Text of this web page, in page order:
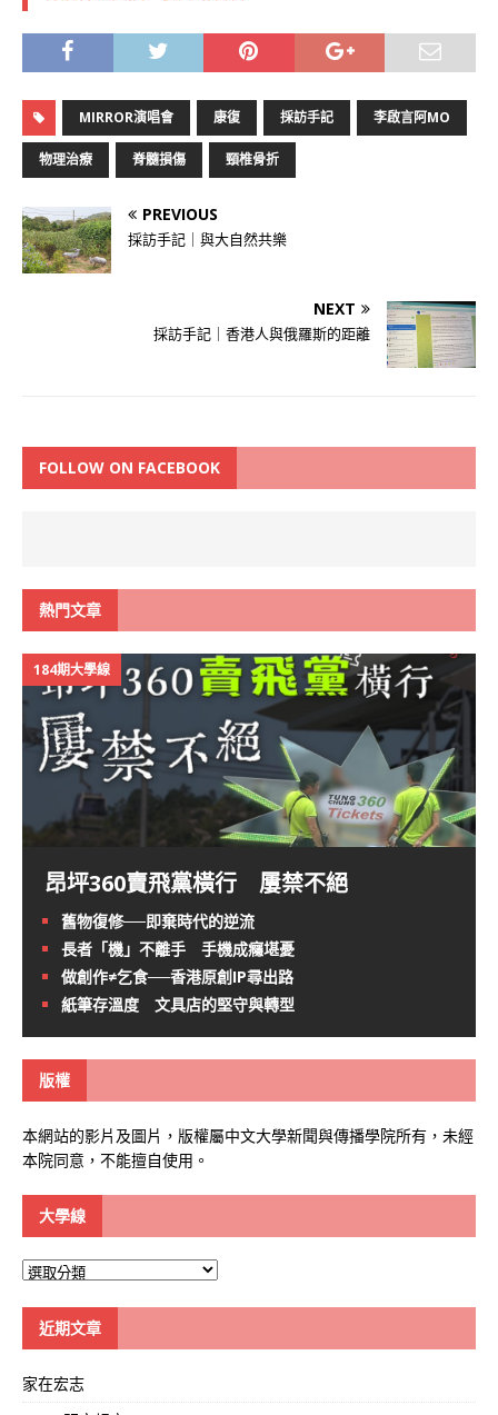
MIRROR演唱會 康復 採訪手記 李啟言阿MO
物理治療 脊髓損傷 頸椎骨折
PREVIOUS
採訪手記｜與大自然共樂
NEXT
採訪手記｜香港人與俄羅斯的距離
FOLLOW ON FACEBOOK
熱門文章
184期大學線
昂坪360賣飛黨橫行 屢禁不絕
舊物復修──即棄時代的逆流
長者「機」不離手 手機成癮堪憂
做創作≠乞食──香港原創IP尋出路
紙筆存溫度 文具店的堅守與轉型
版權
本網站的影片及圖片，版權屬中文大學新聞與傳播學院所有，未經
本院同意，不能擅自使用。
大學線
大
近期文章
家在宏志